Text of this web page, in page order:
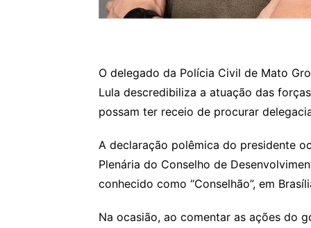
O delegado da Polícia Civil de Mato
Lula descredibiliza a atuação das
possam ter receio de procurar
A declaração polêmica do presidente
Plenária do Conselho de
conhecido como “Conselhão”, em
Na ocasião, ao comentar as ações do